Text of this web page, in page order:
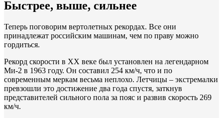
Быстрее, выше, сильнее
Теперь поговорим вертолетных рекордах. Все они
принадлежат российским машинам, чем по праву можно
гордиться.
Рекорд скорости в ХХ веке был установлен на легендарном
Ми-2 в 1963 году. Он составил 254 км/ч, что и по
современным меркам весьма неплохо. Летчицы – экстремалки
превзошли это достижение два года спустя, заткнув
представителей сильного пола за пояс и развив скорость 269
км/ч.